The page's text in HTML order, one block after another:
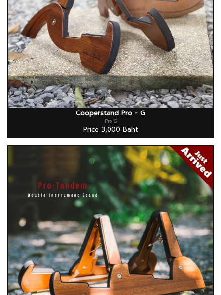
Cooperstand Pro - G
Pro-G
Price 3,000 Baht